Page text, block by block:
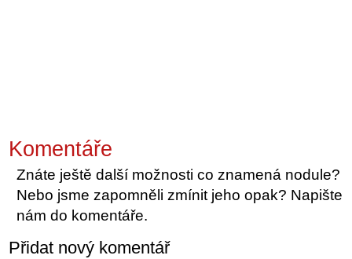
Komentáře
Znáte ještě další možnosti co znamená nodule?
Nebo jsme zapomněli zmínit jeho opak? Napište
nám do komentáře.
Přidat nový komentář